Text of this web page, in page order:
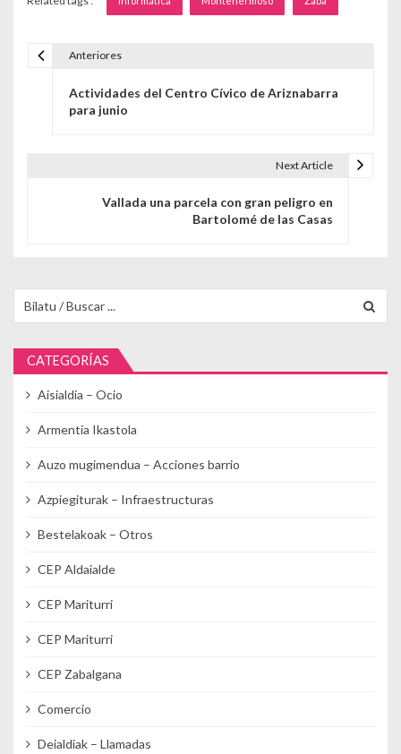
Anteriores
Actividades del Centro Cívico de Ariznabarra
para junio
Next Article
Vallada una parcela con gran peligro en
Bartolomé de las Casas
CATEGORÍAS
Aisialdia – Ocio
Armentia Ikastola
Auzo mugimendua – Acciones barrio
Azpiegiturak – Infraestructuras
Bestelakoak – Otros
CEP Aldaialde
CEP Mariturri
CEP Mariturri
CEP Zabalgana
Comercio
Deialdiak – Llamadas